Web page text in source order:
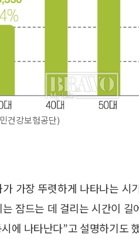
건강보험공단)
가장 뚜렷하게 나타나는 시
잠드는 데 걸리는 시간이
에 나타난다”고 설명하기도